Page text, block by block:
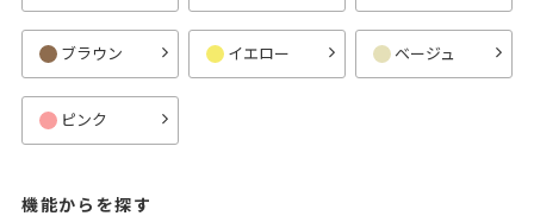
ブラウン イエロー ベージュ
ピンク
機能からを探す